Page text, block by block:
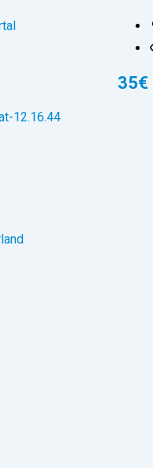
35€